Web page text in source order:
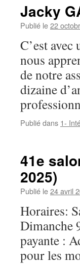
Jacky
Publié le22
C’est
nous
de notre
dizaine
Publié dans 1-
41e
2025)
Publié le24 avril
Horaires:
Dimanche
payante :
pour les